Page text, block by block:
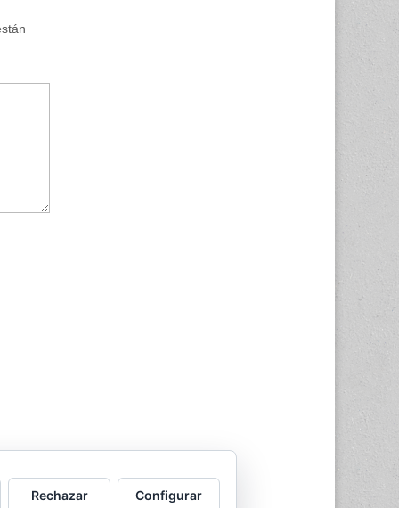
Rechazar Configurar